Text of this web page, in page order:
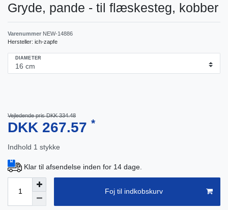
Gryde, pande - til flæskesteg, kobber
Varenummer NEW-14886
Hersteller: ich-zapfe
DIAMETER
Vejledende pris DKK 334.48
DKK 267.57 *
Indhold 1 stykke
Klar til afsendelse inden for 14 dage.
Foj til indkobskurv